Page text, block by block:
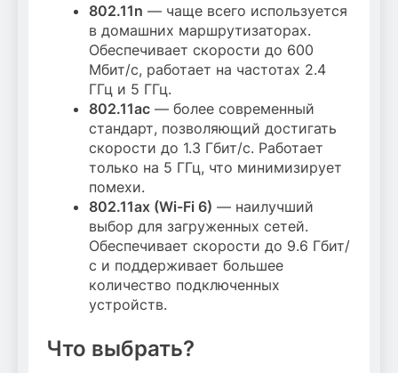
802.11n — чаще всего используется
в домашних маршрутизаторах.
Обеспечивает скорости до 600
Мбит/с, работает на частотах 2.4
ГГц и 5 ГГц.
802.11ac — более современный
стандарт, позволяющий достигать
скорости до 1.3 Гбит/с. Работает
только на 5 ГГц, что минимизирует
помехи.
802.11ax (Wi-Fi 6) — наилучший
выбор для загруженных сетей.
Обеспечивает скорости до 9.6 Гбит/
с и поддерживает большее
количество подключенных
устройств.
Что выбрать?